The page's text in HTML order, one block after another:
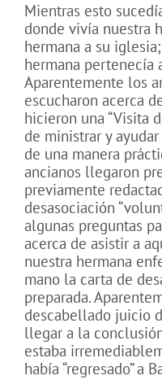
Mientras esto
donde vivía nuestra
hermana a su
hermana pertenecía
Aparentemente los
escucharon acerca
hicieron una “Visita
de ministrar y
de una manera
ancianos llegaron
previamente
desasociación
algunas preguntas
acerca de asistir a
nuestra hermana
mano la carta de
preparada.
descabellado juicio
llegar a la
estaba
había “regresado” a